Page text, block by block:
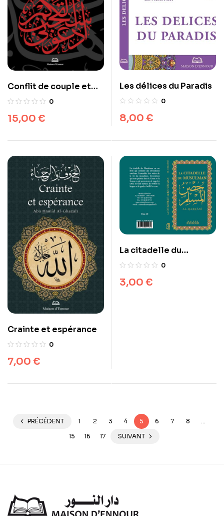
Conflit de couple et
violence conjugale
Traitement et
0
15,00 €
Les délices du Paradis
0
8,00 €
Crainte et espérance
0
7,00 €
La citadelle du
musulman0
3,00 €
PRÉCÉDENT 1 2 3 4 5 6 7 8
…
15
16 17 SUIVANT